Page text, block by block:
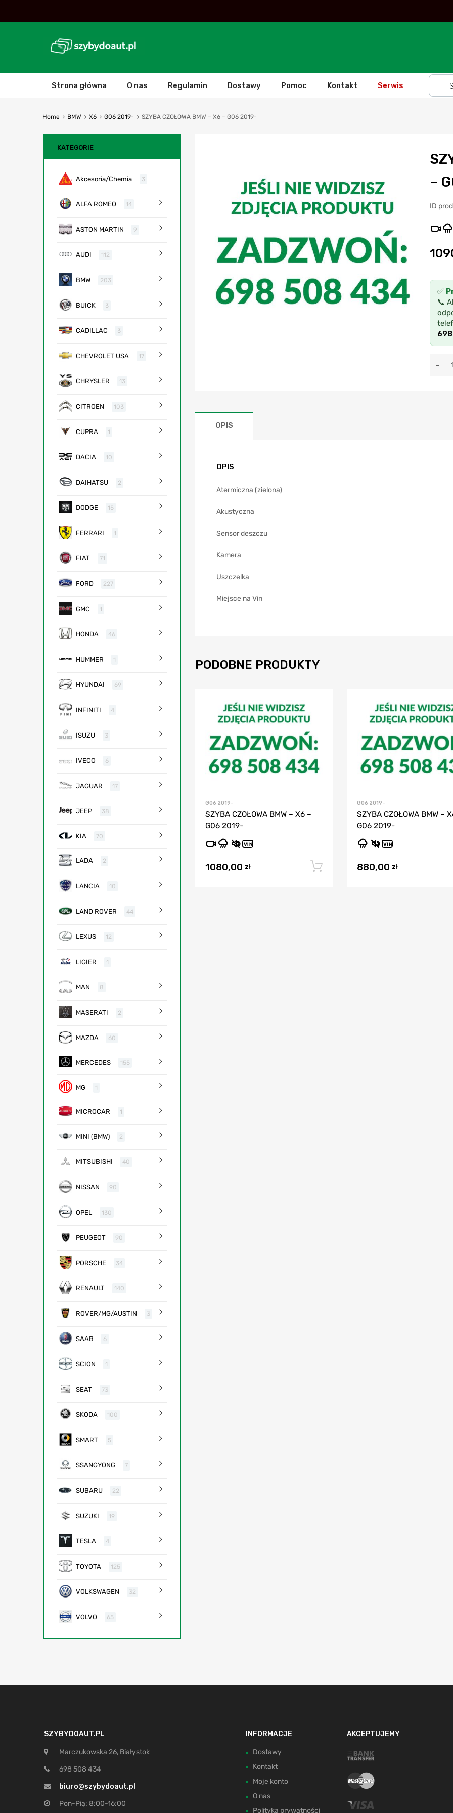
Strona główna O nas Regulamin Dostawy Pomoc Kontakt Serwis
Home BMW X6 G06 2019- SZYBA CZOŁOWA BMW – X6 – G06 2019-
–
ID
✅
📞
OPIS
OPIS
Atermiczna (zielona)
Akustyczna
Sensor deszczu
Kamera
Uszczelka
Miejsce na Vin
PODOBNE PRODUKTY
G06 2019-
SZYBA CZOŁOWA BMW – X6 –
G06 2019-
VIN
1080,00 zł Dodaj do koszyka
G06 2019-
SZYBA CZOŁOWA BMW –
G06 2019-
VIN
880,00 zł
KATEGORIE
Akcesoria/Chemia 3
ALFA ROMEO 14
ASTON MARTIN 9
AUDI 112
BMW 203
BUICK 3
CADILLAC 3
CHEVROLET USA 17
CHRYSLER 13
CITROEN 103
CUPRA 1
DACIA 10
DAIHATSU 2
DODGE 15
FERRARI 1
FIAT 71
FORD 227
GMC 1
HONDA 46
HUMMER 1
HYUNDAI 69
INFINITI 4
ISUZU 3
IVECO 6
JAGUAR 17
JEEP 38
KIA 70
LADA 2
LANCIA 10
LAND ROVER 44
LEXUS 12
LIGIER 1
MAN 8
MASERATI 2
MAZDA 60
MERCEDES 155
MG 1
MICROCAR 1
MINI (BMW) 2
MITSUBISHI 40
NISSAN 90
OPEL 130
PEUGEOT 90
PORSCHE 34
RENAULT 140
ROVER/MG/AUSTIN 3
SAAB 6
SCION 1
SEAT 73
SKODA 100
SMART 5
SSANGYONG 7
SUBARU 22
SUZUKI 19
TESLA 4
TOYOTA 125
VOLKSWAGEN 32
VOLVO 65
SZYBYDOAUT.PL
Marczukowska 26, Białystok
698 508 434
biuro@szybydoaut.pl
Pon-Pią: 8:00-16:00
INFORMACJE
Dostawy
Kontakt
Moje konto
O nas
Polityka prywatności
AKCEPTUJEMY